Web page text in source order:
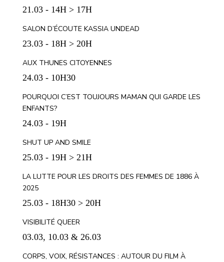
21.03 - 14H > 17H
SALON D’ÉCOUTE KASSIA UNDEAD
23.03 - 18H > 20H
AUX THUNES CITOYENNES
24.03 - 10H30
POURQUOI C’EST TOUJOURS MAMAN QUI GARDE LES
ENFANTS?
24.03 - 19H
SHUT UP AND SMILE
25.03 - 19H > 21H
LA LUTTE POUR LES DROITS DES FEMMES DE 1886 À
2025
25.03 - 18H30 > 20H
VISIBILITÉ QUEER
03.03, 10.03 & 26.03
CORPS, VOIX, RÉSISTANCES : AUTOUR DU FILM À